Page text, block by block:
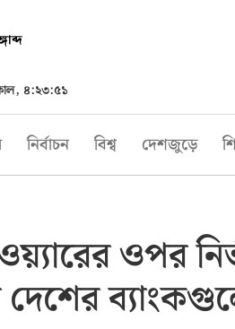
৪:২৩:৫৩
নির্বাচন বিশ্ব দেশজুড়ে
ওপর